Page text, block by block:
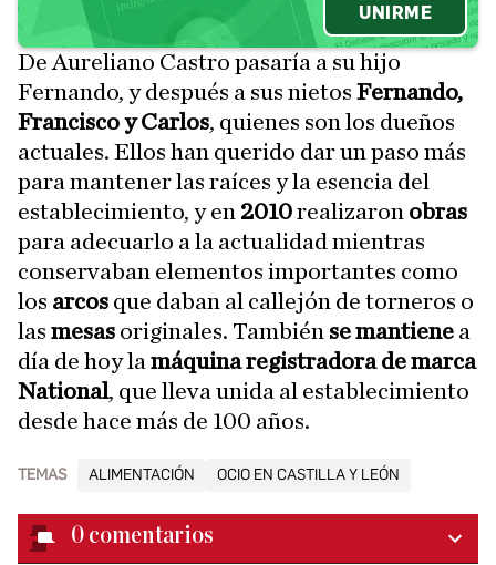
UNIRME
De Aureliano Castro pasaría a su hijo
Fernando, y después a sus nietos Fernando,
Francisco y Carlos, quienes son los dueños
actuales. Ellos han querido dar un paso más
para mantener las raíces y la esencia del
establecimiento, y en 2010realizaron obras
para adecuarlo a la actualidad mientras
conservaban elementos importantes como
los arcos que daban al callejón de torneros o
las mesas originales. También se mantiene a
día de hoy la máquina registradora de marca
National, que lleva unida al establecimiento
desde hace más de 100 años.
TEMAS ALIMENTACIÓN OCIO EN CASTILLA Y LEÓN
0 comentarios